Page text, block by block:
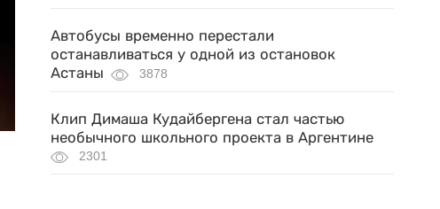
Автобусы временно перестали
останавливаться у одной из остановок
Астаны
3878
Клип Димаша Кудайбергена стал частью
необычного школьного проекта в Аргентине
2301